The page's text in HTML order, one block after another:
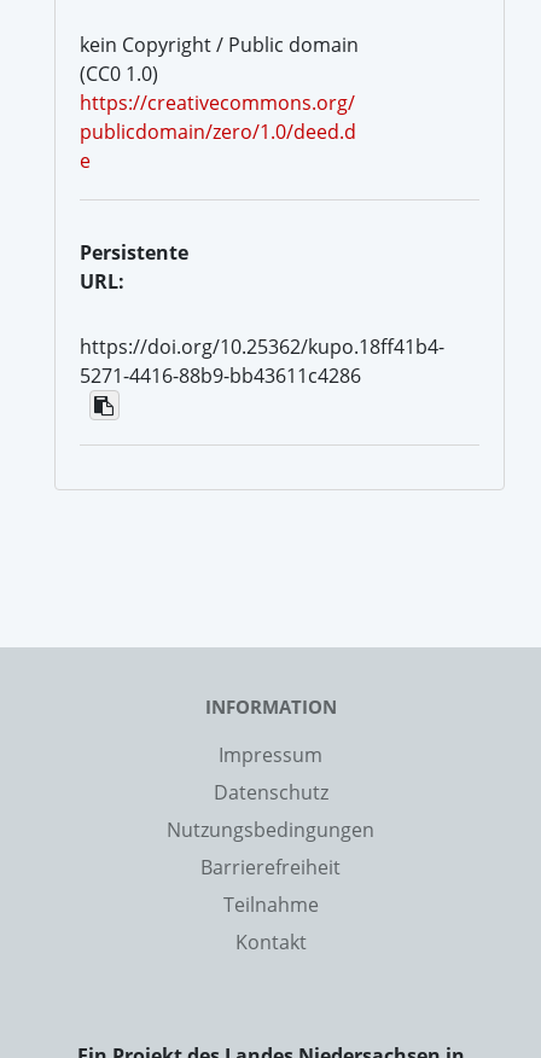
kein Copyright / Public domain
(CC0 1.0)
https://creativecommons.org/
publicdomain/zero/1.0/deed.d
e
Persistente
URL:
https://doi.org/10.25362/kupo.18ff41b4-
5271-4416-88b9-bb43611c4286
INFORMATION
Impressum
Datenschutz
Nutzungsbedingungen
Barrierefreiheit
Teilnahme
Kontakt